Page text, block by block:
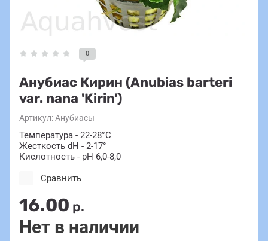
0
Анубиас Кирин (Anubias barteri
var. nana 'Kirin')
Артикул:Анубиасы
Температура - 22-28°C
Жесткость dH - 2-17°
Кислотность - pH 6,0-8,0
16.00 р.
Нет в наличии
Сравнить